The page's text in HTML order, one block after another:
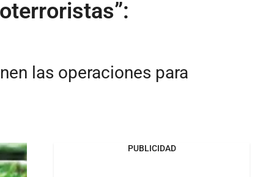
las operaciones para
PUBLICIDAD